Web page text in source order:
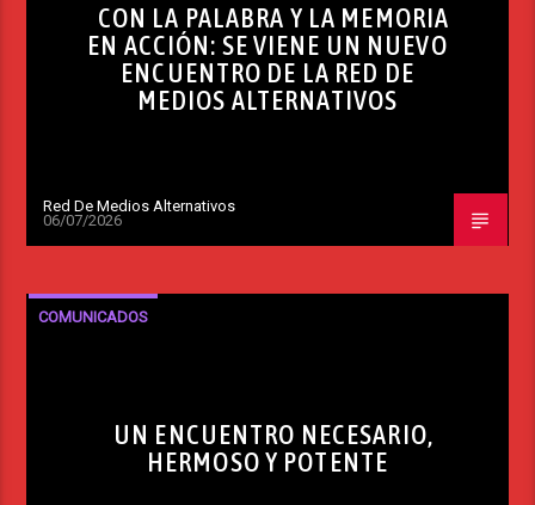
CON LA PALABRA Y LA MEMORIA
EN ACCIÓN: SE VIENE UN NUEVO
ENCUENTRO DE LA RED DE
MEDIOS ALTERNATIVOS
Red De Medios Alternativos
06/07/2026
COMUNICADOS
UN ENCUENTRO NECESARIO,
HERMOSO Y POTENTE